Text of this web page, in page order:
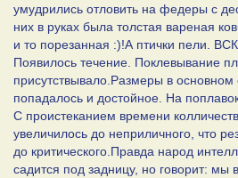
умудрились отловить на федеры с
них в руках была толстая вареная
и то порезанная :)!А птички пели.
Появилось течение. Поклевывание
присутствывало.Размеры в основном
попадалось и достойное. На
С проистеканием времени
увеличилось до неприличного, что
до критического.Правда народ
садится под задницу, но говорит: